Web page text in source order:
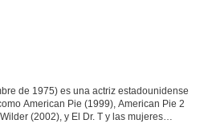
de 1975) es una actriz estadounidense
American Pie (1999), American Pie 2
(2002), y El Dr. T y las mujeres